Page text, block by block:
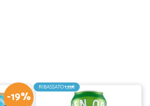
-19%
RIBASSATO1,35€